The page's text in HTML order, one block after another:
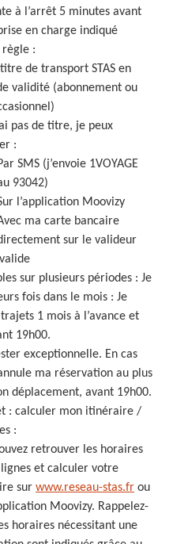
à l’arrêt 5 minutes avant
en charge indiqué
règle :
titre de transport STAS en
validité (abonnement ou
pas de titre, je peux
:
SMS (j’envoie 1VOYAGE
93042)
l’application Moovizy
ma carte bancaire
sur le valideur
sur plusieurs périodes : Je
fois dans le mois : Je
1 mois à l’avance et
19h00.
exceptionnelle. En cas
ma réservation au plus
déplacement, avant 19h00.
: calculer mon itinéraire /
:
retrouver les horaires
lignes et calculer votre
sur www.reseau-stas.fr ou
Moovizy. Rappelez-
horaires nécessitant une